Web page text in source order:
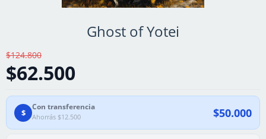
Ghost of Yotei
$124.800
$62.500
$
Con transferencia
Ahorrás $12.500 $50.000